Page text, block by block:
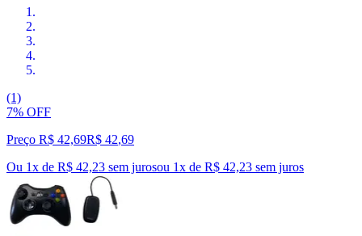
(1)
7% OFF
Preço R$ 42,69R$ 42,69
Ou 1x de R$ 42,23 sem jurosou 1x de R$ 42,23 sem juros